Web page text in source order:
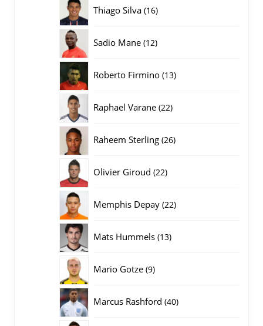
Thiago Silva 1616
Sadio Mane 1212
Roberto Firmino 1313
Raphael Varane 2222
Raheem Sterling 2626
Olivier Giroud 2222
Memphis Depay 2222
Mats Hummels 1313
Mario Gotze 99
Marcus Rashford 4040